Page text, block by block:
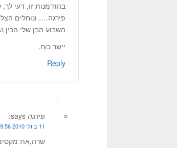
בהזדמנות זו, דעי
פירגה…. ונוחלים
השבוע הבן שלי
יישר כוח.
Reply
פירגה says:
11 ביולי 2010 at 9:56
שרה,את